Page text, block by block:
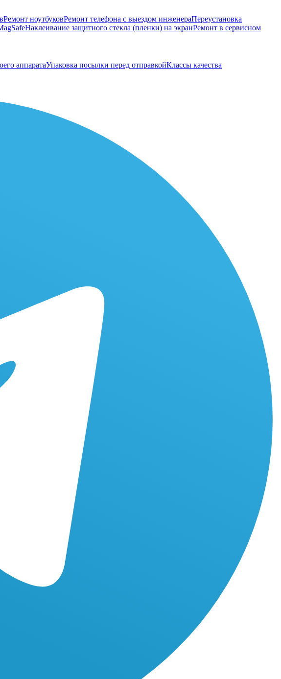
Ремонт ноутбуковРемонт телефона с выездом инженераПереустановка
Наклеивание защитного стекла (пленки) на экранРемонт в сервисном
аппаратаУпаковка посылки перед отправкойКлассы качества